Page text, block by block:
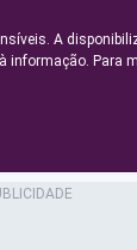
A
informação. Para